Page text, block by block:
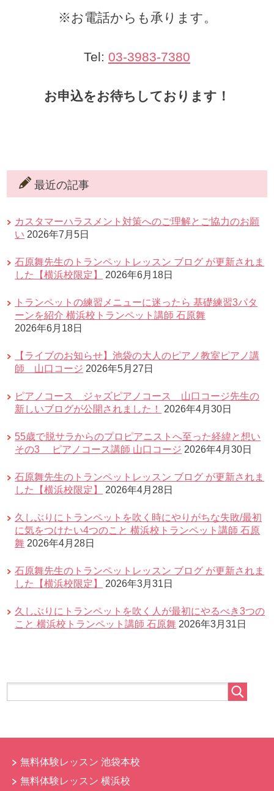
※お電話からも承ります。
Tel: 03-3983-7380
お申込をお待ちしております！
最近の記事
カスタマーハラスメント対策へのご理解とご協力のお願
い 2026年7月5日
石原舞先生のトランペットレッスン ブログ が更新されま
した【横浜校限定】
2026年6月18日
トランペットの練習メニューに迷ったら 基礎練習3パタ
ーンを紹介 横浜校トランペット講師 石原舞
2026年6月18日
【ライブのお知らせ】池袋の大人のピアノ教室ピアノ講
師 山口コージ 2026年5月27日
ピアノコース ジャズピアノコース 山口コージ先生の
新しいブログが公開されました！
2026年4月30日
55歳で脱サラからのプロピアニストへ至った経緯と想い
その3 ピアノコース講師 山口コージ 2026年4月30日
石原舞先生のトランペットレッスン ブログ が更新されま
した【横浜校限定】
2026年4月28日
久しぶりにトランペットを吹く時にやりがちな失敗/最初
に気をつけたい4つのこと 横浜校トランペット講師 石原
舞 2026年4月28日
石原舞先生のトランペットレッスン ブログ が更新されま
した【横浜校限定】
2026年3月31日
久しぶりにトランペットを吹く人が最初にやるべき3つの
こと 横浜校トランペット講師 石原舞 2026年3月31日
無料体験レッスン 池袋本校
無料体験レッスン 横浜校